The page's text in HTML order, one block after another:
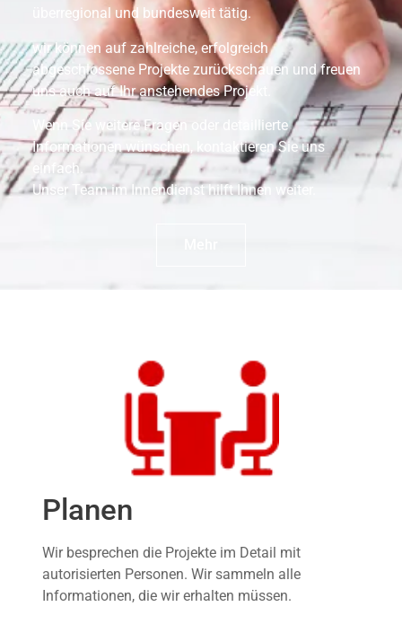
überregional und bundesweit tätig.
wir können auf zahlreiche, erfolgreich
abgeschlossene Projekte zurückschauen und freuen
uns auch auf Ihr anstehendes Projekt.
Wenn Sie weitere Fragen oder detaillierte
Informationen wünschen, kontaktieren Sie uns
einfach.
Unser Team im Innendienst hilft Ihnen weiter.
Planen
Wir besprechen die Projekte im Detail mit
autorisierten Personen. Wir sammeln alle
Informationen, die wir erhalten müssen.